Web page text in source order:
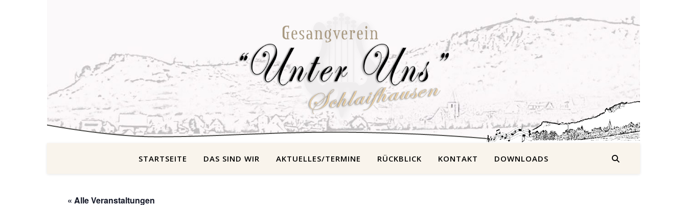
STARTSEITE DAS SIND WIR AKTUELLES/TERMINE RÜCKBLICK KONTAKT DOWNLOADS
« Alle Veranstaltungen